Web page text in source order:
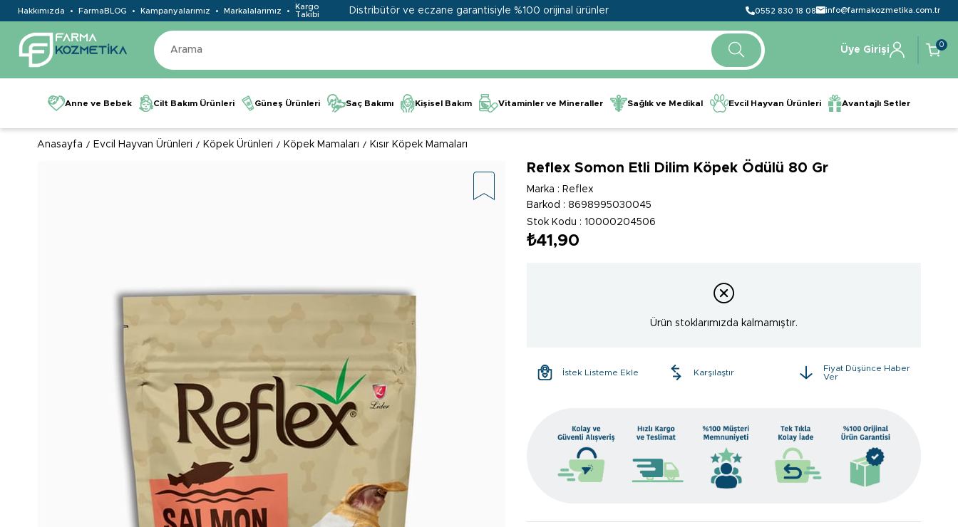
Hakkımızda FarmaBLOG Kampanyalarımız Markalalarımız
Kargo
Takibi
Distribütör ve eczane garantisiyle %100 orijinal ürünler 0552 830 18 08 info@farmakozmetika.com.tr
Üye Girişi
0
Anne ve Bebek Cilt Bakım Ürünleri Güneş Ürünleri Saç Bakımı Kişisel Bakım Vitaminler ve Mineraller Sağlık ve Medikal Evcil Hayvan Ürünleri Avantajlı Setler
Anasayfa Evcil Hayvan Ürünleri Köpek Ürünleri Köpek Mamaları Kısır Köpek Mamaları
Reflex Somon Etli Dilim Köpek Ödülü 80 Gr
Marka : Reflex
Barkod : 8698995030045
Stok Kodu
10000204506
₺41,90
Ürün stoklarımızda kalmamıştır.
İstek Listeme Ekle Karşılaştır
Fiyat Düşünce Haber
Ver